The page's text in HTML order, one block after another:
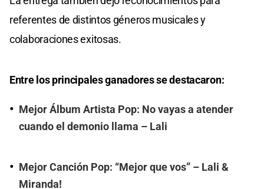
referentes de distintos géneros musicales y
colaboraciones exitosas.
Entre los principales ganadores se destacaron:
Mejor Álbum Artista Pop: No vayas a atender
cuando el demonio llama – Lali
Mejor Canción Pop: “Mejor que vos” – Lali &
Miranda!